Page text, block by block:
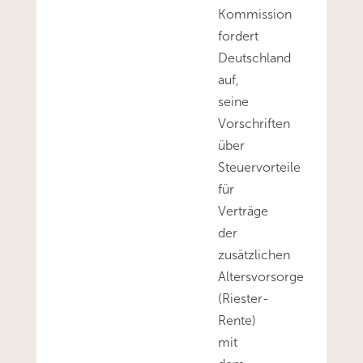
Kommission
fordert
Deutschland
auf,
seine
Vorschriften
über
Steuervorteile
für
Verträge
der
zusätzlichen
Altersvorsorge
(Riester-
Rente)
mit